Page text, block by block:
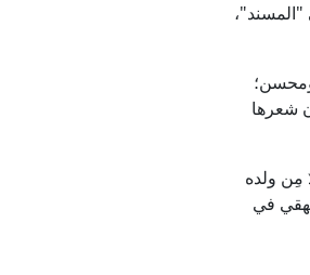
شعرها
مِن ولده
في